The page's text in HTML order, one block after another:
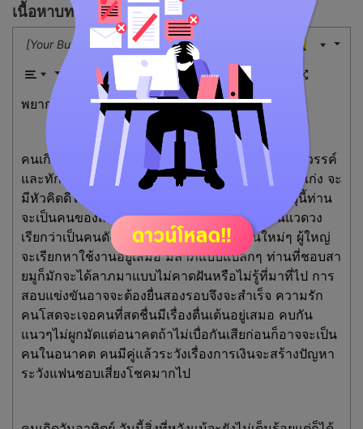
เนื้อหาบทความ
[Your Button]
พยากรณ์ประจำวันพุธที่ 1 ตุลาคม 2568
คนเกิดวันนี้มักจะเป็นคนที่มีรสนิยมดี เป็นคนที่มีพรสวรรค์
และทักษะสูง เป็นคนที่มีเสน่ห์ทางวาจาประสานงานเก่ง จะ
มีหัวคิดดีในเรื่องการหารายได้อยู่เสมอ ในรอบอายุนี้ท่าน
จะเป็นคนของสังคมออกสื่อหรือมีคนรู้จักท่านในแวดวง
เรียกว่าเป็นคนดังของหมู่บ้านก็ได้ จะจับงานใหม่ๆ ผู้ใหญ่
จะเรียกหาใช้งานอยู่เสมอ มีลาภแบบแปลกๆ ท่านที่ชอบสา
ยมูก็มักจะได้ลาภมาแบบไม่คาดฝันหรือไม่รู้ที่มาที่ไป การ
สอบแข่งขันอาจจะต้องยื่นสองรอบจึงจะสำเร็จ ความรัก
คนโสดจะเจอคนที่สดชื่นมีเรื่องตื่นเต้นอยู่เสมอ คบกัน
แนวๆไม่ผูกมัดแต่อนาคตถ้าไม่เบื่อกันเสียก่อนก็อาจจะเป็น
คนในอนาคต คนมีคู่แล้วระวังเรื่องการเงินจะสร้างปัญหา
ระวังแฟนชอบเสี่ยงโชคมากไป